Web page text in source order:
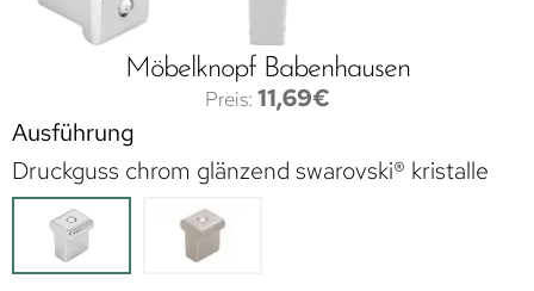
Möbelknopf Babenhausen
11,69€
Ausführung
Druckguss chrom glänzend swarovski® kristalle